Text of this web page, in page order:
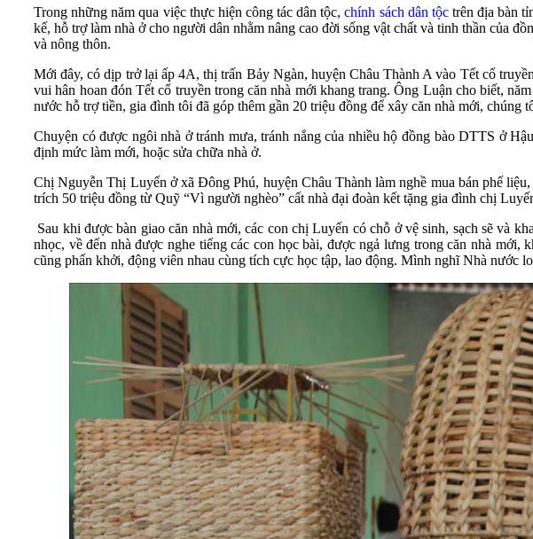
Trong những năm qua việc thực hiện công tác dân tộc,chính sách dân tộctrên địa bàn
kế, hỗ trợ làm nhà ở cho người dân nhằm nâng cao đời sống vật chất và tinh thần của
và nông thôn.
Mới đây, có dịp trở lại ấp 4A, thị trấn Bảy Ngàn, huyện Châu Thành A vào Tết cổ
vui hân hoan đón Tết cổ truyền trong căn nhà mới khang trang. Ông Luận cho biết,
nước hỗ trợ tiền, gia đình tôi đã góp thêm gần 20 triệu đồng để xây căn nhà mới,
Chuyện có được ngôi nhà ở tránh mưa, tránh nắng của nhiều hộ đồng bào DTTS ở
định mức làm mới, hoặc sửa chữa nhà ở.
Chị Nguyễn Thị Luyến ở xã Đông Phú, huyện Châu Thành làm nghề mua bán phế
trích 50 triệu đồng từ Quỹ “Vì người nghèo” cất nhà đại đoàn kết tặng gia đình chị
Sau khi được bàn giao căn nhà mới, các con chị Luyến có chỗ ở vệ sinh, sạch sẽ và
nhọc, về đến nhà được nghe tiếng các con học bài, được ngả lưng trong căn nhà
cũng phấn khởi, động viên nhau cùng tích cực học tập, lao động. Mình nghĩ Nhà nước